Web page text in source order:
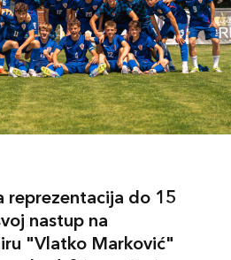
reprezentacija do 15
nastup na
"Vlatko Marković"